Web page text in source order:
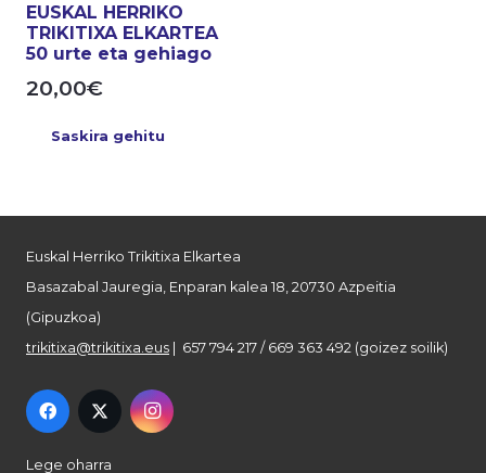
EUSKAL HERRIKO
TRIKITIXA ELKARTEA
50 urte eta gehiago
20,00€
Saskira gehitu
Euskal Herriko Trikitixa Elkartea
Basazabal Jauregia, Enparan kalea 18, 20730 Azpeitia
(Gipuzkoa)
trikitixa@trikitixa.eus | 657 794 217 / 669 363 492 (goizez soilik)
Lege oharra